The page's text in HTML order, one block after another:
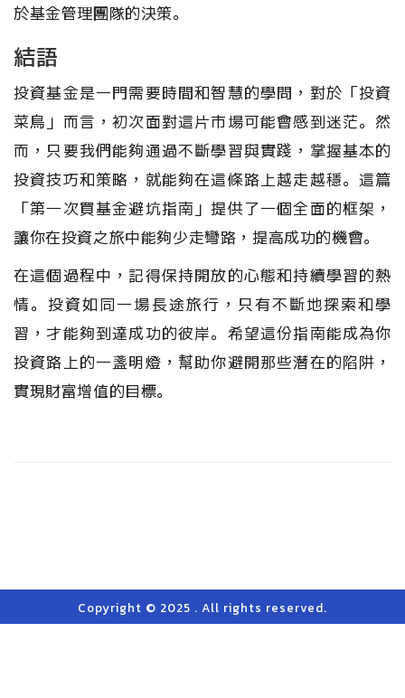
於基金管理團隊的決策。
結語
投資基金是一門需要時間和智慧的學問，對於「投資
菜鳥」而言，初次面對這片市場可能會感到迷茫。然
而，只要我們能夠通過不斷學習與實踐，掌握基本的
投資技巧和策略，就能夠在這條路上越走越穩。這篇
「第一次買基金避坑指南」提供了一個全面的框架，
讓你在投資之旅中能夠少走彎路，提高成功的機會。
在這個過程中，記得保持開放的心態和持續學習的熱
情。投資如同一場長途旅行，只有不斷地探索和學
習，才能夠到達成功的彼岸。希望這份指南能成為你
投資路上的一盞明燈，幫助你避開那些潛在的陷阱，
實現財富增值的目標。
Copyright © 2025 . All rights reserved.